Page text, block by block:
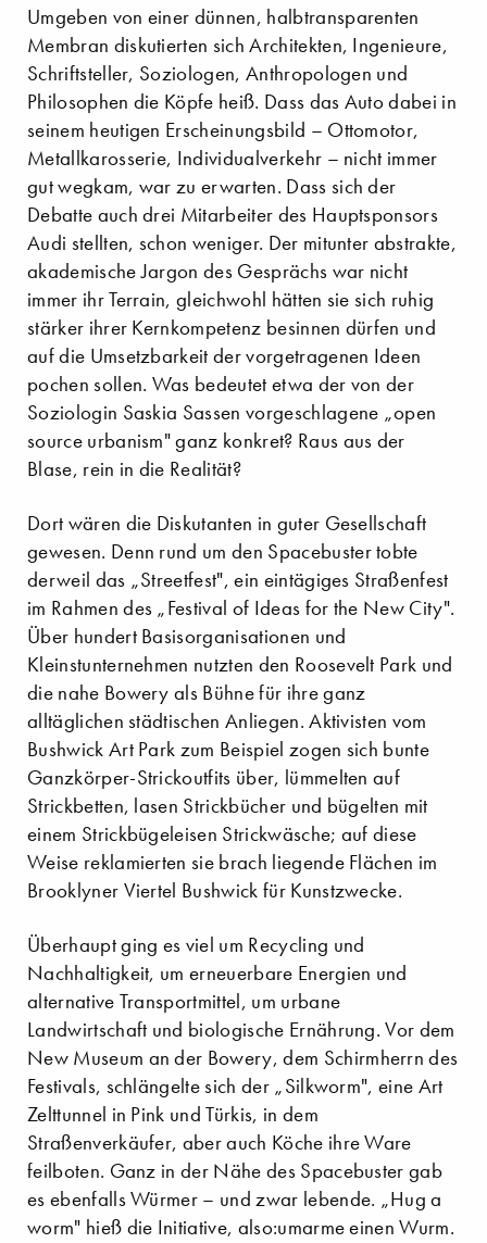
Umgeben von einer dünnen, halbtransparenten
Membran diskutierten sich Architekten, Ingenieure,
Schriftsteller, Soziologen, Anthropologen und
Philosophen die Köpfe heiß. Dass das Auto dabei in
seinem heutigen Erscheinungsbild – Ottomotor,
Metallkarosserie, Individualverkehr – nicht immer
gut wegkam, war zu erwarten. Dass sich der
Debatte auch drei Mitarbeiter des Hauptsponsors
Audi stellten, schon weniger. Der mitunter abstrakte,
akademische Jargon des Gesprächs war nicht
immer ihr Terrain, gleichwohl hätten sie sich ruhig
stärker ihrer Kernkompetenz besinnen dürfen und
auf die Umsetzbarkeit der vorgetragenen Ideen
pochen sollen. Was bedeutet etwa der von der
Soziologin Saskia Sassen vorgeschlagene „open
source urbanism" ganz konkret? Raus aus der
Blase, rein in die Realität?
Dort wären die Diskutanten in guter Gesellschaft
gewesen. Denn rund um den Spacebuster tobte
derweil das „Streetfest", ein eintägiges Straßenfest
im Rahmen des „Festival of Ideas for the New City".
Über hundert Basisorganisationen und
Kleinstunternehmen nutzten den Roosevelt Park und
die nahe Bowery als Bühne für ihre ganz
alltäglichen städtischen Anliegen. Aktivisten vom
Bushwick Art Park zum Beispiel zogen sich bunte
Ganzkörper-Strickoutfits über, lümmelten auf
Strickbetten, lasen Strickbücher und bügelten mit
einem Strickbügeleisen Strickwäsche; auf diese
Weise reklamierten sie brach liegende Flächen im
Brooklyner Viertel Bushwick für Kunstzwecke.
Überhaupt ging es viel um Recycling und
Nachhaltigkeit, um erneuerbare Energien und
alternative Transportmittel, um urbane
Landwirtschaft und biologische Ernährung. Vor dem
New Museum an der Bowery, dem Schirmherrn des
Festivals, schlängelte sich der „Silkworm", eine Art
Zelttunnel in Pink und Türkis, in dem
Straßenverkäufer, aber auch Köche ihre Ware
feilboten. Ganz in der Nähe des Spacebuster gab
es ebenfalls Würmer – und zwar lebende. „Hug a
worm" hieß die Initiative, also:umarme einen Wurm.